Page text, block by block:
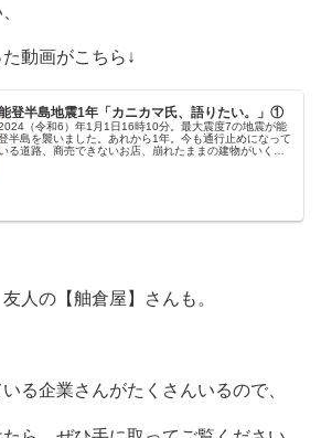
動画がこちら↓
登半島地震1年「カニカマ氏、語りたい。」①
（令和6）年1月1日16時10分。最大震度7の地震が能
半島を襲いました。あれから1年。今も通行止めになって
る道路、商売できないお店、崩れたままの建物がいくつ
人の【舳倉屋】さんも。
る企業さんがたくさんいるので、